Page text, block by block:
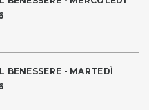
BENESSERE - MARTEDÌ